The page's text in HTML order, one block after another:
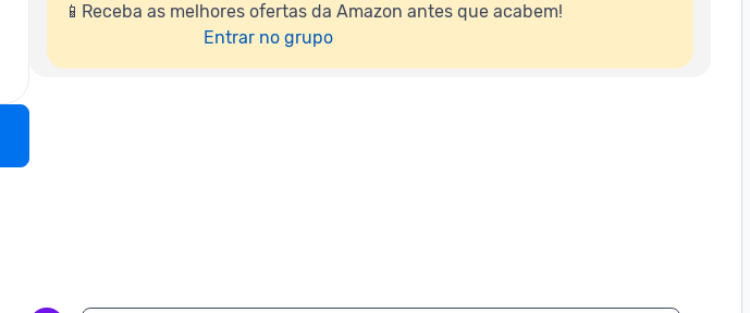
📱Receba as melhores ofertas da Amazon antes que acabem!
Entrar no grupo